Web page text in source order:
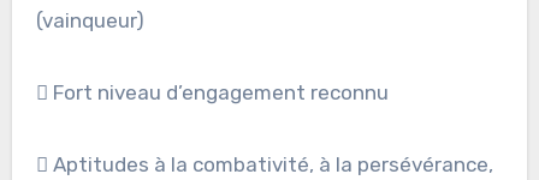
(vainqueur)
 Fort niveau d’engagement reconnu
 Aptitudes à la combativité, à la persévérance,